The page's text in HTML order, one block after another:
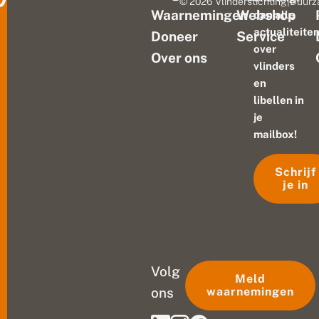
Waarnemingen
Doneer
Over ons
Webshop
Service
dan alle
actualiteiten
over
vlinders
en
libellen in
je
mailbox!
Schrijf
je in
Volg
ons
Meld
waarnemingen